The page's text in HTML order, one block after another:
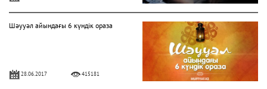
Шәууәл айындағы 6 күндік ораза
28.06.2017 415181